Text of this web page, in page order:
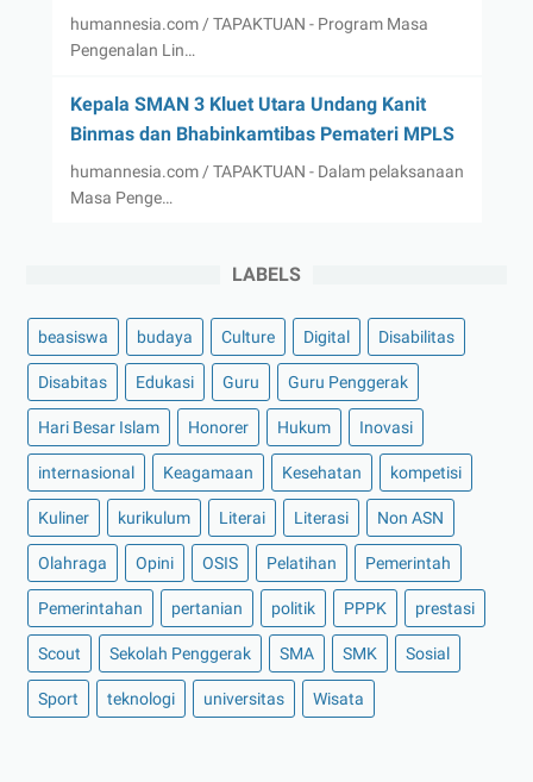
humannesia.com / TAPAKTUAN - Program Masa
Pengenalan Lin…
Kepala SMAN 3 Kluet Utara Undang Kanit
Binmas dan Bhabinkamtibas Pemateri MPLS
humannesia.com / TAPAKTUAN - Dalam pelaksanaan
Masa Penge…
LABELS
beasiswa budaya Culture Digital Disabilitas
Disabitas Edukasi Guru Guru Penggerak
Hari Besar Islam Honorer Hukum Inovasi
internasional Keagamaan Kesehatan kompetisi
Kuliner kurikulum Literai Literasi Non ASN
Olahraga Opini OSIS Pelatihan Pemerintah
Pemerintahan pertanian politik PPPK prestasi
Scout Sekolah Penggerak SMA SMK Sosial
Sport teknologi universitas Wisata